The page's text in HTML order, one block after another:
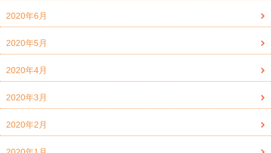
2020年6月
2020年5月
2020年4月
2020年3月
2020年2月